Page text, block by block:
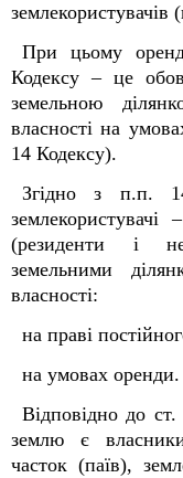
При цьому
Кодексу – це
земельною
власності на
14 Кодексу).
Згідно з п.п.
(резиденти і
земельними
власності:
на праві
на умовах оренди.
Відповідно до
землю є
часток (паїв),